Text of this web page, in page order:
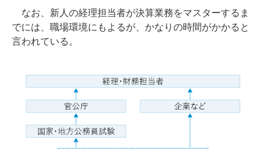
なお、新人の経理担当者が決算業務をマスターするま
でには、職場環境にもよるが、かなりの時間がかかると
言われている。